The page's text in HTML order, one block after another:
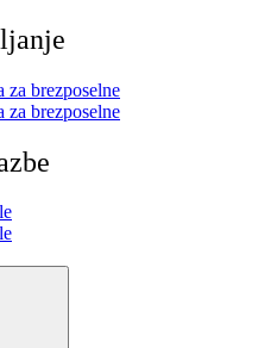
za brezposelne
za brezposelne